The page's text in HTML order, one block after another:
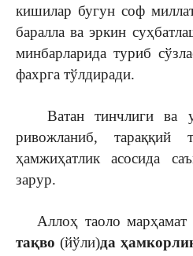
кишилар бугун соф
баралла ва эркин
минбарларида туриб
фахрга тўлдиради.
Ватан тинчлиги ва
ривожланиб,
ҳамжиҳатлик асосида
зарур.
Аллоҳ таоло марҳамат
тақво (йўли)да